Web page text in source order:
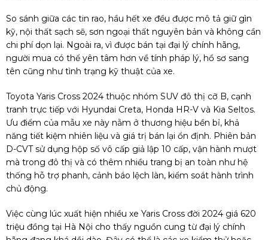
So sánh giữa các tin rao, hầu hết xe đều được mô tả giữ gìn
kỹ, nội thất sạch sẽ, sơn ngoại thất nguyên bản và không cần
chi phí dọn lại. Ngoài ra, vì được bán tại đại lý chính hãng,
người mua có thể yên tâm hơn về tính pháp lý, hồ sơ sang
tên cũng như tình trạng kỹ thuật của xe.
Toyota Yaris Cross 2024 thuộc nhóm SUV đô thị cỡ B, cạnh
tranh trực tiếp với Hyundai Creta, Honda HR-V và Kia Seltos.
Ưu điểm của mẫu xe này nằm ở thương hiệu bền bỉ, khả
năng tiết kiệm nhiên liệu và giá trị bán lại ổn định. Phiên bản
D-CVT sử dụng hộp số vô cấp giả lập 10 cấp, vận hành mượt
mà trong đô thị và có thêm nhiều trang bị an toàn như hệ
thống hỗ trợ phanh, cảnh báo lệch làn, kiểm soát hành trình
chủ động.
Việc cùng lúc xuất hiện nhiều xe Yaris Cross đời 2024 giá 620
triệu đồng tại Hà Nội cho thấy nguồn cung từ đại lý chính